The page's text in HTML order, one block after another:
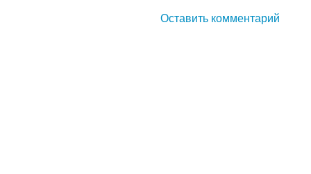
Оставить комментарий